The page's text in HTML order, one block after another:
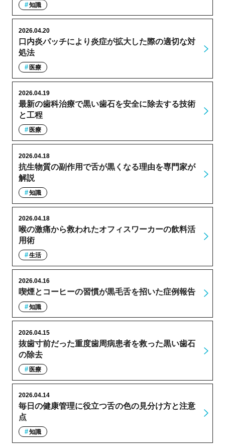
知識
口内炎パッチにより炎症が拡大した際の適切な対
処法
2026.04.20
医療
最新の歯科治療で黒い歯石を安全に除去する技術
と工程
2026.04.19
医療
抗生物質の副作用で舌が黒くなる理由を専門家が
解説
2026.04.18
知識
喉の激痛から救われたオフィスワーカーの飲料活
用術
2026.04.18
生活
喫煙とコーヒーの習慣が黒毛舌を招いた症例報告
2026.04.16
知識
抜歯寸前だった重度歯周病患者を救った黒い歯石
の除去
2026.04.15
医療
毎日の健康管理に役立つ舌の色の見分け方と注意
点
2026.04.14
知識